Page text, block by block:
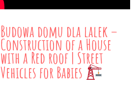
Budowa domu dla lalek –
Construction of a House
with a Red roof | Street
Vehicles for Babies